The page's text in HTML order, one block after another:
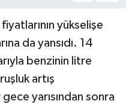
yükselişe
da yansıdı. 14
benzinin litre
artış
yarısından sonra